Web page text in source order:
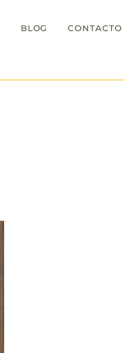
BLOG CONTACTO